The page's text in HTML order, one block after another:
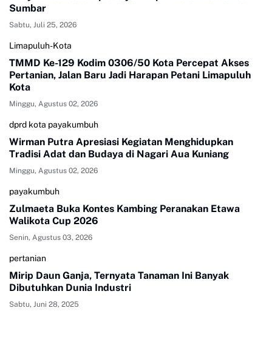
Sumbar
Sabtu, Juli 25, 2026
Limapuluh-Kota
TMMD Ke-129 Kodim 0306/50 Kota Percepat Akses
Pertanian, Jalan Baru Jadi Harapan Petani Limapuluh
Kota
Minggu, Agustus 02, 2026
dprd kota payakumbuh
Wirman Putra Apresiasi Kegiatan Menghidupkan
Tradisi Adat dan Budaya di Nagari Aua Kuniang
Minggu, Agustus 02, 2026
payakumbuh
Zulmaeta Buka Kontes Kambing Peranakan Etawa
Walikota Cup 2026
Senin, Agustus 03, 2026
pertanian
Mirip Daun Ganja, Ternyata Tanaman Ini Banyak
Dibutuhkan Dunia Industri
Sabtu, Juni 28, 2025